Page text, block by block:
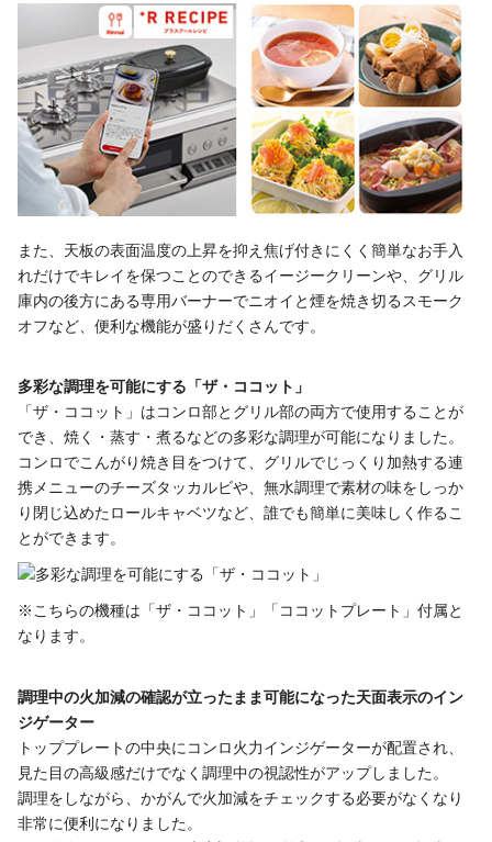
また、天板の表面温度の上昇を抑え焦げ付きにくく簡単なお手入
れだけでキレイを保つことのできるイージークリーンや、グリル
庫内の後方にある専用バーナーでニオイと煙を焼き切るスモーク
オフなど、便利な機能が盛りだくさんです。
多彩な調理を可能にする「ザ・ココット」
「ザ・ココット」はコンロ部とグリル部の両方で使用することが
でき、焼く・蒸す・煮るなどの多彩な調理が可能になりました。
コンロでこんがり焼き目をつけて、グリルでじっくり加熱する連
携メニューのチーズタッカルビや、無水調理で素材の味をしっか
り閉じ込めたロールキャベツなど、誰でも簡単に美味しく作るこ
とができます。
※こちらの機種は「ザ・ココット」「ココットプレート」付属と
なります。
調理中の火加減の確認が立ったまま可能になった天面表示のイン
ジゲーター
トッププレートの中央にコンロ火力インジゲーターが配置され、
見た目の高級感だけでなく調理中の視認性がアップしました。
調理をしながら、かがんで火加減をチェックする必要がなくなり
非常に便利になりました。